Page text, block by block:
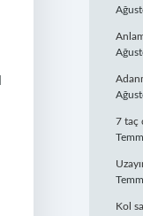
7 taç
Kol